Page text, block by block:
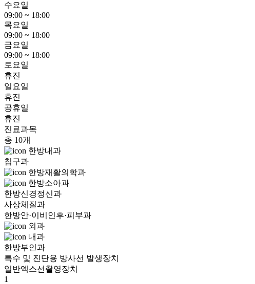
수요일
09:00 ~ 18:00
목요일
09:00 ~ 18:00
금요일
09:00 ~ 18:00
토요일
휴진
일요일
휴진
공휴일
휴진
진료과목
총 10개
한방내과
침구과
한방재활의학과
한방소아과
한방신경정신과
사상체질과
한방안·이비인후·피부과
외과
내과
한방부인과
특수 및 진단용 방사선 발생장치
일반엑스선촬영장치
1